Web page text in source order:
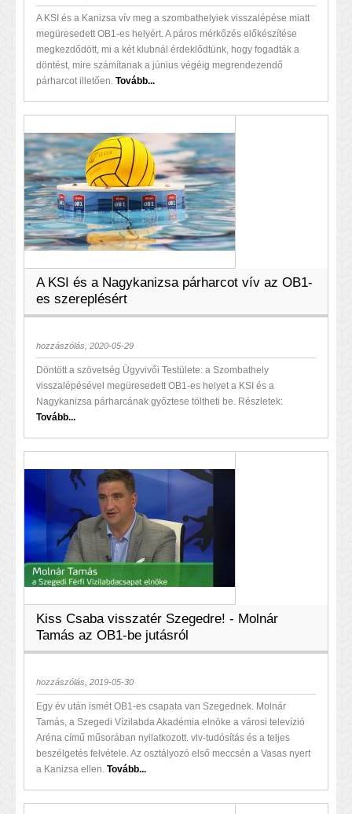
A KSI és a Kanizsa vív meg a szombathelyiek visszalépése miatt
megüresedett OB1-es helyért. A páros mérkőzés előkészítése
megkezdődött, mi a két klubnál érdeklődtünk, hogy fogadták a
döntést, mire számítanak a június végéig megrendezendő
párharcot illetően. Tovább...
A KSI és a Nagykanizsa párharcot vív az OB1-
es szereplésért
hozzászólás, 2020-05-29
Döntött a szövetség Ügyvivői Testülete: a Szombathely
visszalépésével megüresedett OB1-es helyet a KSI és a
Nagykanizsa párharcának győztese töltheti be. Részletek:
Tovább...
Kiss Csaba visszatér Szegedre! - Molnár
Tamás az OB1-be jutásról
hozzászólás, 2019-05-30
Egy év után ismét OB1-es csapata van Szegednek. Molnár
Tamás, a Szegedi Vízilabda Akadémia elnöke a városi televízió
Aréna című műsorában nyilatkozott. vlv-tudósítás és a teljes
beszélgetés felvétele. Az osztályozó első meccsén a Vasas nyert
a Kanizsa ellen. Tovább...